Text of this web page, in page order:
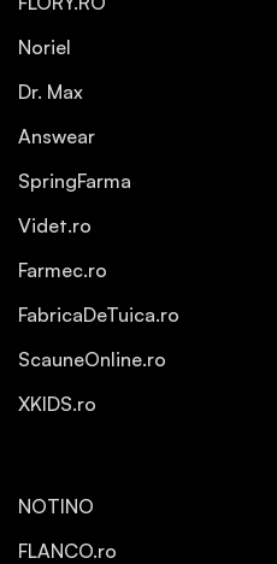
Noriel
Dr. Max
Answear
SpringFarma
Videt.ro
Farmec.ro
FabricaDeTuica.ro
ScauneOnline.ro
XKIDS.ro
NOTINO
FLANCO.ro